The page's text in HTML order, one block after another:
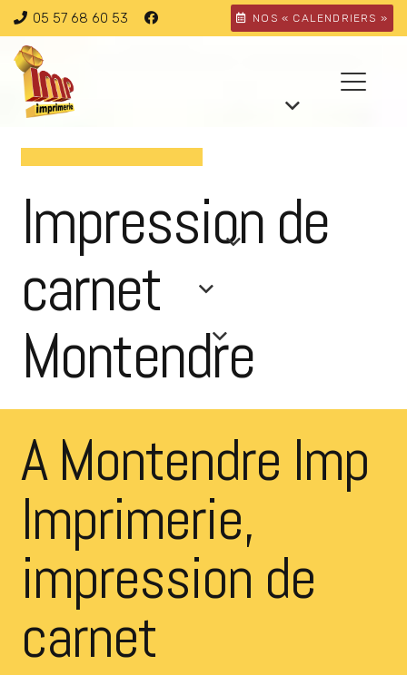
05 57 68 60 53 NOS « CALENDRIERS »
Impression de
carnet
Montendre
A Montendre Imp
Imprimerie,
impression de
carnet